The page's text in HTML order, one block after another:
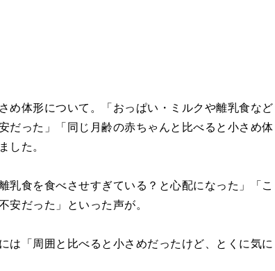
め体形について。「おっぱい・ミルクや離乳食など
だった」「同じ月齢の赤ちゃんと比べると小さめ体
た。
乳食を食べさせすぎている？と心配になった」「こ
だった」といった声が。
は「周囲と比べると小さめだったけど、とくに気に